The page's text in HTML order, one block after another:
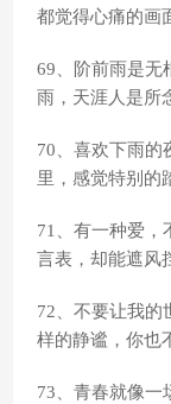
都觉得心痛的画
69、阶前雨是无
雨，天涯人是所
70、喜欢下雨的
里，感觉特别的
71、有一种爱，
言表，却能遮风
72、不要让我的
样的静谧，你也
73、青春就像一